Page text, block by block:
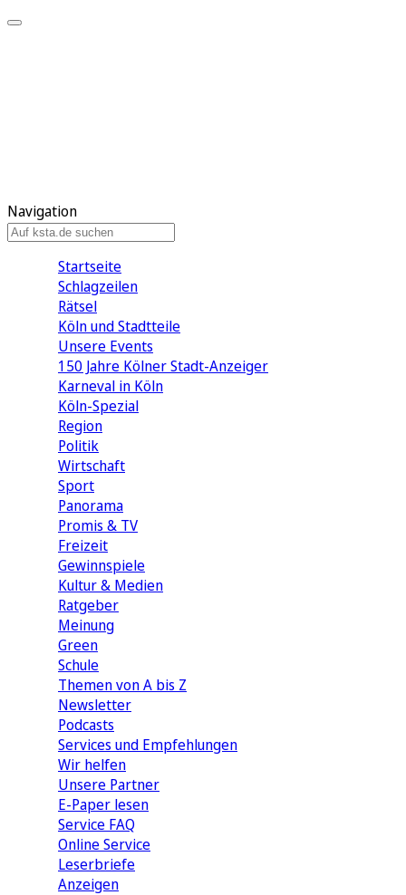
Navigation
Startseite
Schlagzeilen
Rätsel
Köln und Stadtteile
Unsere Events
150 Jahre Kölner Stadt-Anzeiger
Karneval in Köln
Köln-Spezial
Region
Politik
Wirtschaft
Sport
Panorama
Promis & TV
Freizeit
Gewinnspiele
Kultur & Medien
Ratgeber
Meinung
Green
Schule
Themen von A bis Z
Newsletter
Podcasts
Services und Empfehlungen
Wir helfen
Unsere Partner
E-Paper lesen
Service FAQ
Online Service
Leserbriefe
Anzeigen